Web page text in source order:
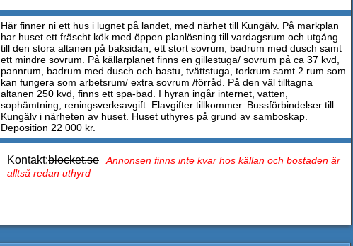
Här finner ni ett hus i lugnet på landet, med närhet till Kungälv. På markplan
har huset ett fräscht kök med öppen planlösning till vardagsrum och utgång
till den stora altanen på baksidan, ett stort sovrum, badrum med dusch samt
ett mindre sovrum. På källarplanet finns en gillestuga/ sovrum på ca 37 kvd,
pannrum, badrum med dusch och bastu, tvättstuga, torkrum samt 2 rum som
kan fungera som arbetsrum/ extra sovrum /förråd. På den väl tilltagna
altanen 250 kvd, finns ett spa-bad. I hyran ingår internet, vatten,
sophämtning, reningsverksavgift. Elavgifter tillkommer. Bussförbindelser till
Kungälv i närheten av huset. Huset uthyres på grund av samboskap.
Deposition 22 000 kr.
Kontakt:blocket.se
Annonsen finns inte kvar hos källan och bostaden är
alltså redan uthyrd